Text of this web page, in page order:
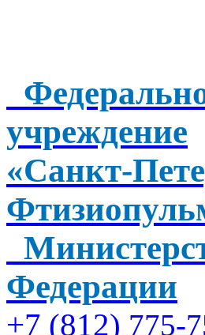
учреждение
«Санкт-
Федерации
+7 (812) 775-